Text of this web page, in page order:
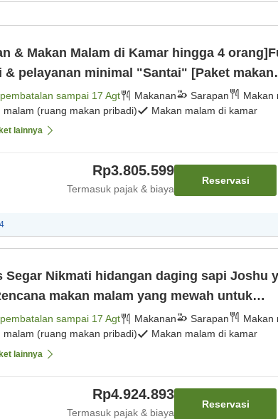
& Makan Malam di Kamar hingga 4
& pelayanan minimal "Santai" [Paket makan
tiga jenis dag [Makan malam]
sampai 17 Agt Makanan Sarapan
Makan
malam (ruang makan pribadi)
Makan malam di kamar
lainnya
Rp3.805.599
Termasuk pajak & biaya
Reservasi
makan malam yang mewah untuk
selera[Makan malam u [Makan malam]
sampai 17 Agt Makanan Sarapan
Makan
malam (ruang makan pribadi)
Makan malam di kamar
lainnya
Rp4.924.893
Termasuk pajak & biaya
Reservasi